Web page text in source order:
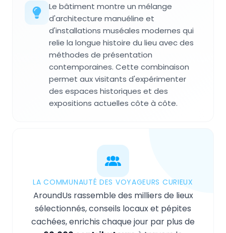
Le bâtiment montre un mélange
d'architecture manuéline et
d'installations muséales modernes qui
relie la longue histoire du lieu avec des
méthodes de présentation
contemporaines. Cette combinaison
permet aux visitants d'expérimenter
des espaces historiques et des
expositions actuelles côte à côte.
LA COMMUNAUTÉ DES VOYAGEURS CURIEUX
AroundUs rassemble des milliers de lieux
sélectionnés, conseils locaux et pépites
cachées, enrichis chaque jour par plus de